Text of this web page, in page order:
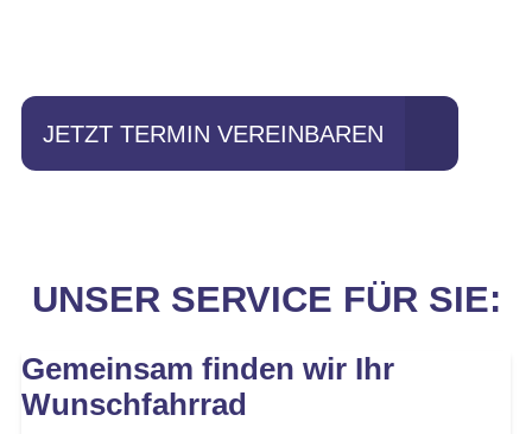
JETZT TERMIN VEREINBAREN
UNSER SERVICE FÜR SIE:
Gemeinsam finden wir Ihr
Wunschfahrrad